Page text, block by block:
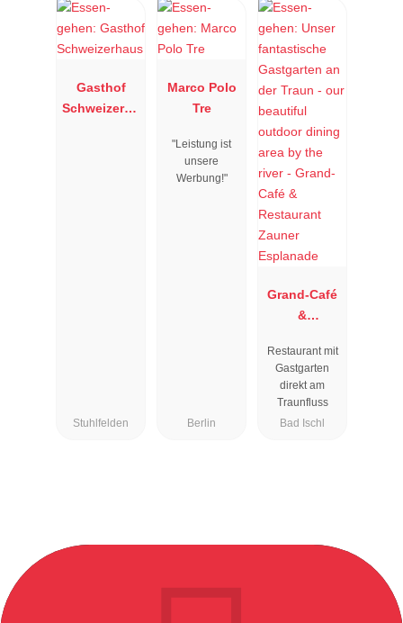
Gasthof
Schweizerha
Stuhlfelden
Marco Polo
Tre
"Leistung ist
unsere
Werbung!"
Berlin
Grand-Café
&
Zauner
Esplanade
Restaurant mit
Gastgarten
direkt am
Traunfluss
Bad Ischl